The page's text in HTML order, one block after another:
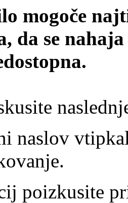
mogoče
da se
naslov
poizkusite